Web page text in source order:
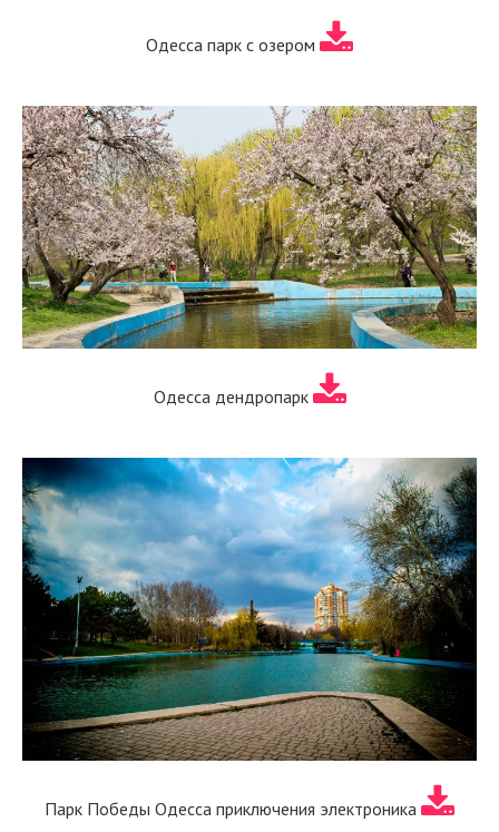
Одесса парк с озером
Одесса дендропарк
Парк Победы Одесса приключения электроника